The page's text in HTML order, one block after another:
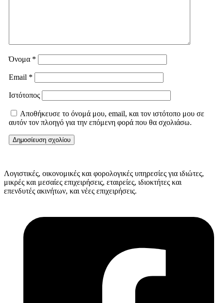
Όνομα *
Email *
Ιστότοπος
Αποθήκευσε το όνομά μου, email, και τον ιστότοπο μου σε
αυτόν τον πλοηγό για την επόμενη φορά που θα σχολιάσω.
Λογιστικές, οικονομικές και φορολογικές υπηρεσίες για ιδιώτες,
μικρές και μεσαίες επιχειρήσεις, εταιρείες, ιδιοκτήτες και
επενδυτές ακινήτων, και νέες επιχειρήσεις.